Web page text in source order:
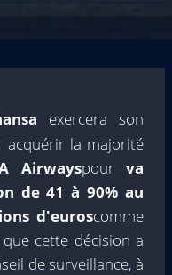
exercera son
acquérir la majorité
Airwayspourva
de 41 à 90% au
d'euroscomme
cette décision a
de surveillance, à